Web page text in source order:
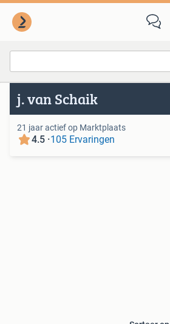
Alle afstanden…
Van deze adverteerder
j. van Schaik
21 jaar actief op Marktplaats
4.5 ·105 Ervaringen